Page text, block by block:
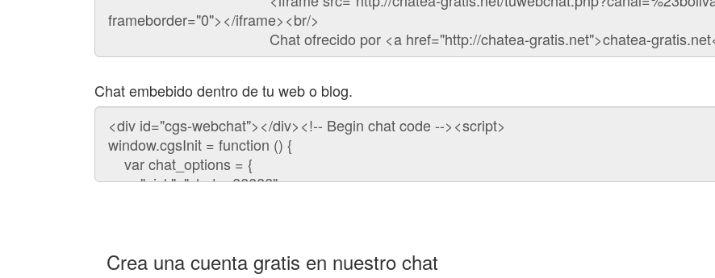
chat
Chat embebido dentro de tu web o blog.
Código
para
embeber
chat
Crea una cuenta gratis en nuestro chat